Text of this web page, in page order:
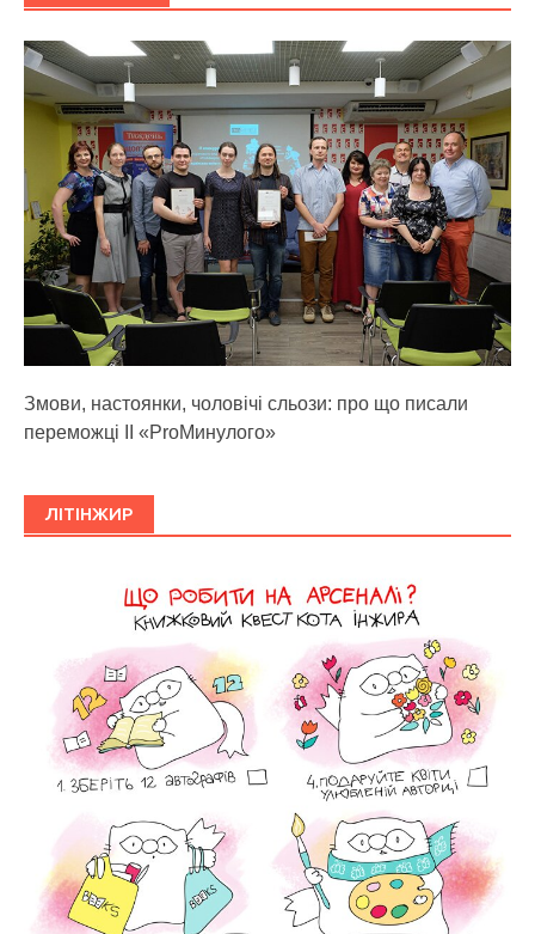
Змови, настоянки, чоловічі сльози: про що писали
переможці ІІ «ProМинулого»
ЛІТІНЖИР